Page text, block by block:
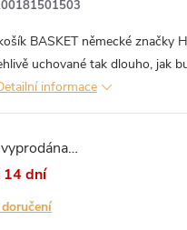
BASKET německé značky
uchované tak dlouho, jak
informace
dní